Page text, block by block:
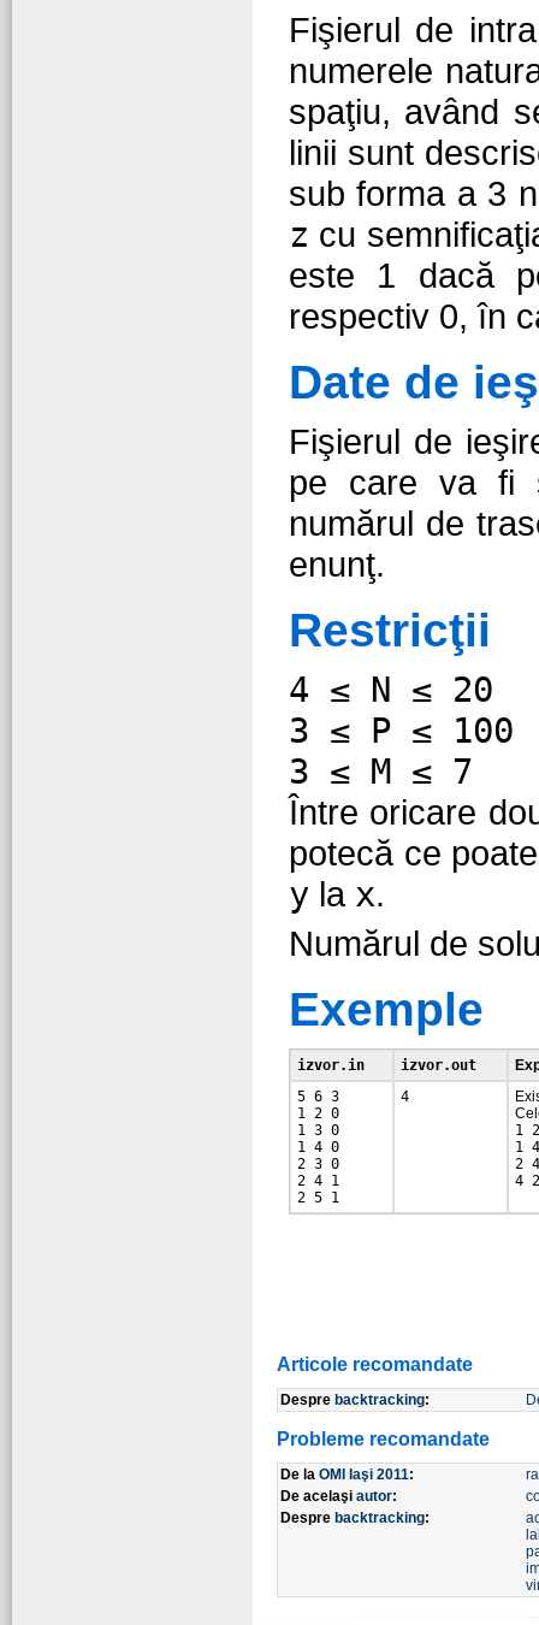
Fişierul de
numerele
spaţiu, având
linii sunt
sub forma a 3
z cu
este 1 dacă
respectiv 0, în
Date de
Fişierul de
pe care va fi
numărul de
enunţ.
Restricţii
4 ≤ N ≤ 20
3 ≤ P ≤ 100
3 ≤ M ≤ 7
Între oricare
potecă ce
y la x.
Numărul de
Exemple
izvor.in izvor.out
5 6 3
1 2 0
1 3 0
1 4 0
2 3 0
2 4 1
1
1
2
4
Articole recomandate
Despre backtracking:
Probleme recomandate
De la OMI Iaşi 2011:
De acelaşi autor:
Despre backtracking: